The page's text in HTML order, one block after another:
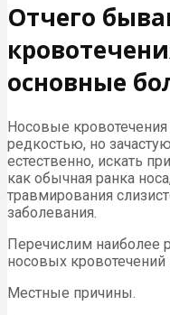
Отчего
основные
Носовые
редкостью, но
естественно, искать
как обычная ранка
травмирования
заболевания.
Перечислим наиболее
носовых кровотечений
Местные причины.